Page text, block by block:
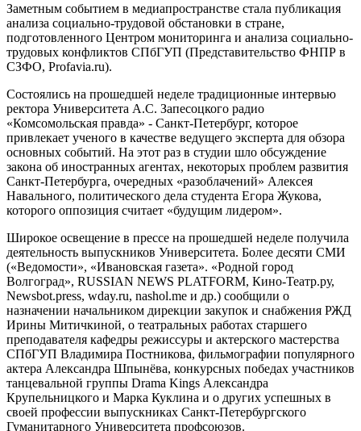
Заметным событием в медиапространстве стала публикация
анализа социально-трудовой обстановки в стране,
подготовленного Центром мониторинга и анализа социально-
трудовых конфликтов СПбГУП (Представительство ФНПР в
СЗФО, Profavia.ru).
Состоялись на прошедшей неделе традиционные интервью
ректора Университета А.С. Запесоцкого радио
«Комсомольская правда» - Санкт-Петербург, которое
привлекает ученого в качестве ведущего эксперта для обзора
основных событий. На этот раз в студии шло обсуждение
закона об иностранных агентах, некоторых проблем развития
Санкт-Петербурга, очередных «разоблачений» Алексея
Навального, политического дела студента Егора Жукова,
которого оппозиция считает «будущим лидером».
Широкое освещение в прессе на прошедшей неделе получила
деятельность выпускников Университета. Более десяти СМИ
(«Ведомости», «Ивановская газета». «Родной город
Волгоград», RUSSIAN NEWS PLATFORM, Кино-Театр.ру,
Newsbot.press, wday.ru, nashol.me и др.) сообщили о
назначении начальником дирекции закупок и снабжения РЖД
Ирины Митичкиной, о театральных работах старшего
преподавателя кафедры режиссуры и актерского мастерства
СПбГУП Владимира Постникова, фильмографии популярного
актера Александра Шпынёва, конкурсных победах участников
танцевальной группы Drama Kings Александра
Крупельницкого и Марка Куклина и о других успешных в
своей профессии выпускниках Санкт-Петербургского
Гуманитарного Университета профсоюзов.